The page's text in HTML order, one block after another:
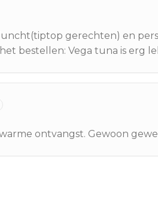
gerechten) en
bestellen: Vega tuna is erg
ontvangst. Gewoon